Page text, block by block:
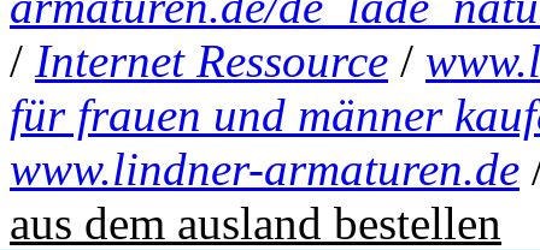
/ Internet Ressource /
für frauen und männer
www.lindner-armaturen.de
aus dem ausland bestellen